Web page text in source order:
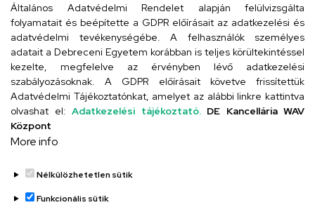
Szervezeti telefonkönyv
UD telefonkönyv
Általános Adatvédelmi Rendelet alapján felülvizsgálta
folyamatait és beépítette a GDPR előírásait az adatkezelési és
adatvédelmi tevékenységébe. A felhasználók személyes
adatait a Debreceni Egyetem korábban is teljes körültekintéssel
kezelte, megfelelve az érvényben lévő adatkezelési
szabályozásoknak. A GDPR előírásait követve frissítettük
Adatvédelmi Tájékoztatónkat, amelyet az alábbi linkre kattintva
olvashat el: Adatkezelési tájékoztató. DE Kancellária WAV
Központ
More info
Nélkülözhetetlen sütik
Funkcionális sütik